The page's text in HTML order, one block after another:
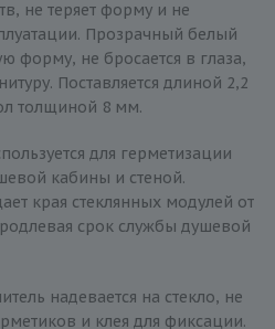
не теряет форму и не
Прозрачный белый
форму, не бросается в глаза,
Поставляется длиной 2,2
толщиной 8 мм.
для герметизации
кабины и стеной.
края стеклянных модулей от
срок службы душевой
надевается на стекло, не
и клея для фиксации.